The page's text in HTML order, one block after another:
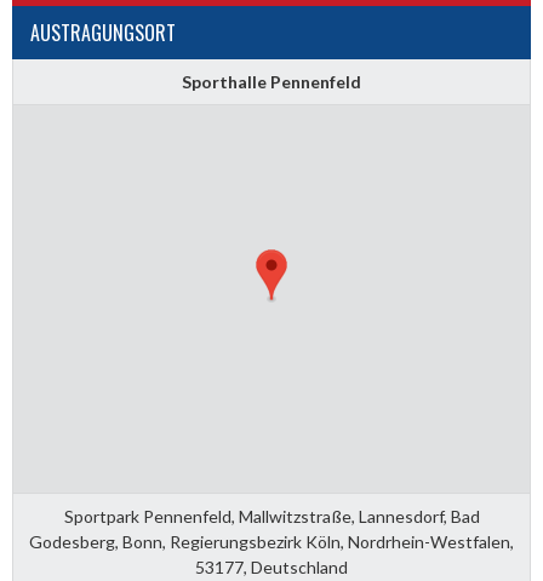
AUSTRAGUNGSORT
Sporthalle Pennenfeld
Sportpark Pennenfeld, Mallwitzstraße, Lannesdorf, Bad
Godesberg, Bonn, Regierungsbezirk Köln, Nordrhein-Westfalen,
53177, Deutschland